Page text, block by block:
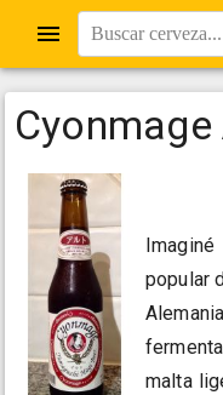
Buscar cerveza...
popular
malta